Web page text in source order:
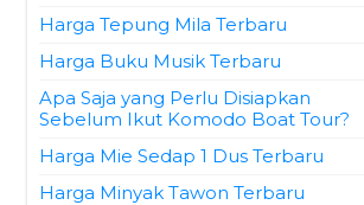
Harga Tepung Mila Terbaru
Harga Buku Musik Terbaru
Apa Saja yang Perlu Disiapkan
Sebelum Ikut Komodo Boat Tour?
Harga Mie Sedap 1 Dus Terbaru
Harga Minyak Tawon Terbaru